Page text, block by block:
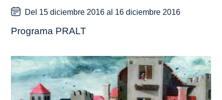
Del 15 diciembre 2016 al 16 diciembre 2016
Programa PRALT